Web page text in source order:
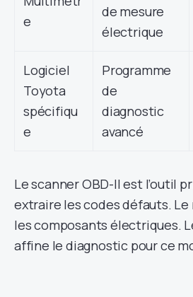
e
de mesure
électrique
Logiciel
Toyota
spécifiqu
e
Programme
de
diagnostic
avancé
Le scanner OBD-II est l’outil
extraire les codes défauts.
les composants électriques.
affine le diagnostic pour ce